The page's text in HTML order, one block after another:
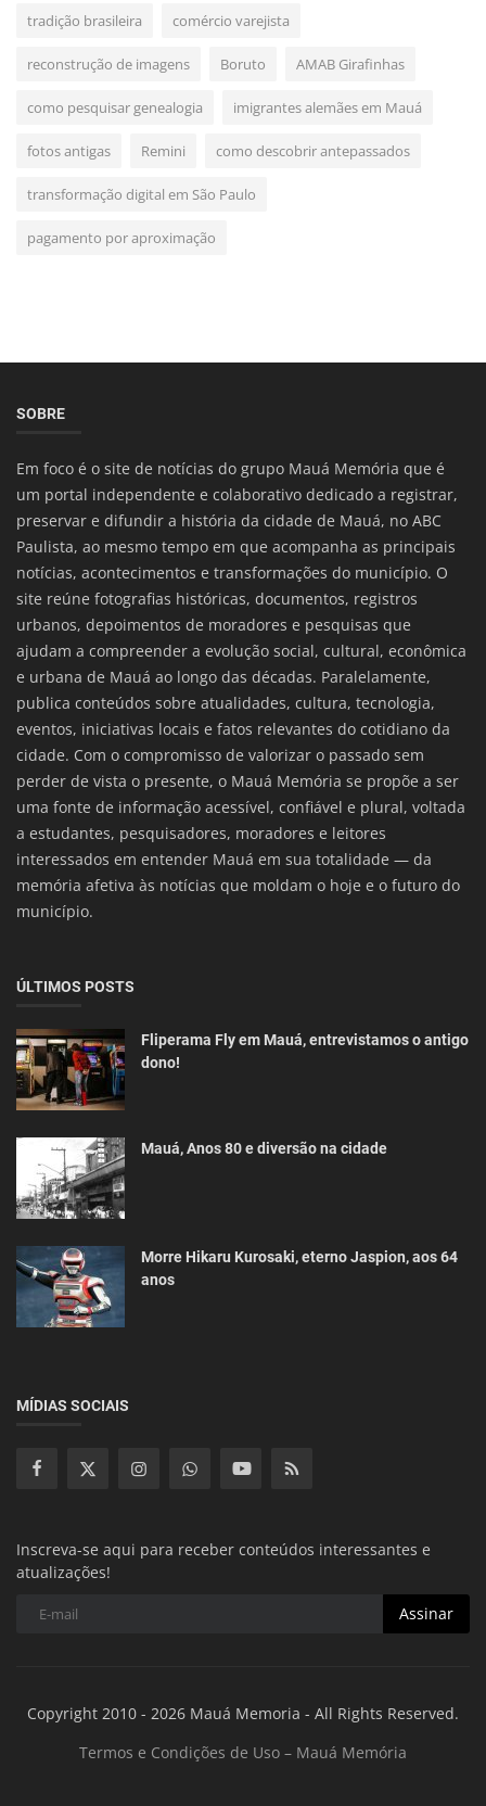
tradição brasileira comércio varejista
reconstrução de imagens Boruto AMAB Girafinhas
como pesquisar genealogia imigrantes alemães em Mauá
fotos antigas Remini como descobrir antepassados
transformação digital em São Paulo
pagamento por aproximação
SOBRE
Em foco é o site de notícias do grupo Mauá Memória que é
um portal independente e colaborativo dedicado a registrar,
preservar e difundir a história da cidade de Mauá, no ABC
Paulista, ao mesmo tempo em que acompanha as principais
notícias, acontecimentos e transformações do município. O
site reúne fotografias históricas, documentos, registros
urbanos, depoimentos de moradores e pesquisas que
ajudam a compreender a evolução social, cultural, econômica
e urbana de Mauá ao longo das décadas. Paralelamente,
publica conteúdos sobre atualidades, cultura, tecnologia,
eventos, iniciativas locais e fatos relevantes do cotidiano da
cidade. Com o compromisso de valorizar o passado sem
perder de vista o presente, o Mauá Memória se propõe a ser
uma fonte de informação acessível, confiável e plural, voltada
a estudantes, pesquisadores, moradores e leitores
interessados em entender Mauá em sua totalidade — da
memória afetiva às notícias que moldam o hoje e o futuro do
município.
ÚLTIMOS POSTS
Fliperama Fly em Mauá, entrevistamos o antigo
dono!
Mauá, Anos 80 e diversão na cidade
Morre Hikaru Kurosaki, eterno Jaspion, aos 64
anos
MÍDIAS SOCIAIS
Inscreva-se aqui para receber conteúdos interessantes e
atualizações!
Assinar
Copyright 2010 - 2026 Mauá Memoria - All Rights Reserved.
Termos e Condições de Uso – Mauá Memória